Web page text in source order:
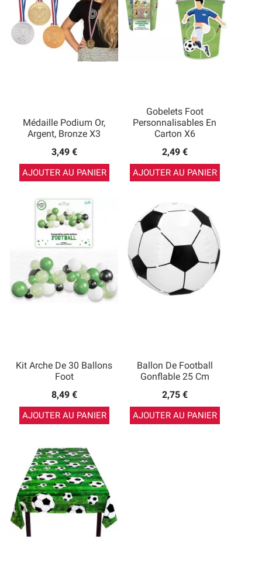
Médaille Podium Or,
Argent, Bronze X3
3,49 €
AJOUTER AU PANIER
Gobelets Foot
Personnalisables En
Carton X6
2,49 €
AJOUTER AU PANIER
Kit Arche De 30 Ballons
Foot
8,49 €
AJOUTER AU PANIER
Ballon De Football
Gonflable 25 Cm
2,75 €
AJOUTER AU PANIER